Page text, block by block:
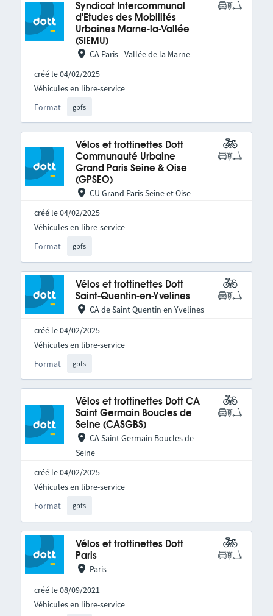
Syndicat Intercommunal
d'Etudes des Mobilités
Urbaines Marne-la-Vallée
(SIEMU)
CA Paris - Vallée de la Marne
créé le 04/02/2025
Format gbfs
Véhicules en libre-service
Vélos et trottinettes Dott
Communauté Urbaine
Grand Paris Seine & Oise
(GPSEO)
CU Grand Paris Seine et Oise
créé le 04/02/2025
Format gbfs
Véhicules en libre-service
Vélos et trottinettes Dott
Saint-Quentin-en-Yvelines
CA de Saint Quentin en Yvelines
créé le 04/02/2025
Format gbfs
Véhicules en libre-service
Vélos et trottinettes Dott CA
Saint Germain Boucles de
Seine (CASGBS)
CA Saint Germain Boucles de
Seine
créé le 04/02/2025
Format gbfs
Véhicules en libre-service
Vélos et trottinettes Dott
Paris
Paris
créé le 08/09/2021
Véhicules en libre-service